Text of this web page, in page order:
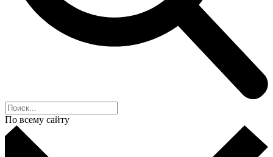
По всему сайту